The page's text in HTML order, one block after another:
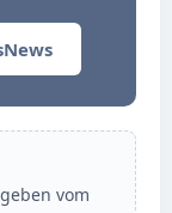
vom